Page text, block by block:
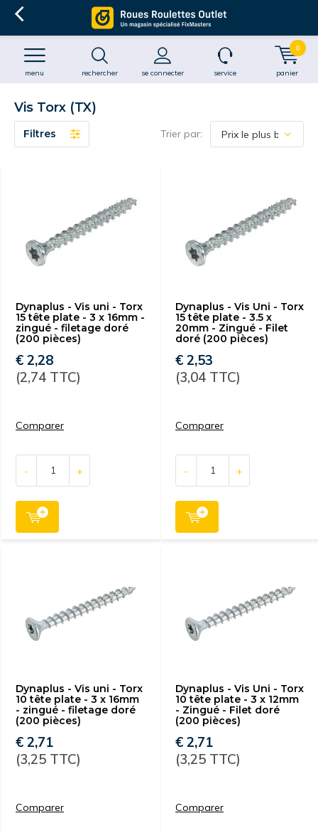
rechercher se connecter
menu service panier
0
Vis Torx (TX)
Filtres Trier par:
Dynaplus - Vis uni - Torx
15 tête plate - 3 x 16mm -
zingué - filetage doré
(200 pièces)
€ 2,28
(2,74 TTC)
Comparer
- +
Dynaplus - Vis Uni - Torx
15 tête plate - 3.5 x
20mm - Zingué - Filet
doré (200 pièces)
€ 2,53
(3,04 TTC)
Comparer
- +
Dynaplus - Vis uni - Torx
10 tête plate - 3 x 16mm
- zingué - filetage doré
(200 pièces)
€ 2,71
(3,25 TTC)
Comparer
Dynaplus - Vis Uni - Torx
10 tête plate - 3 x 12mm
- Zingué - Filet doré
(200 pièces)
€ 2,71
(3,25 TTC)
Comparer